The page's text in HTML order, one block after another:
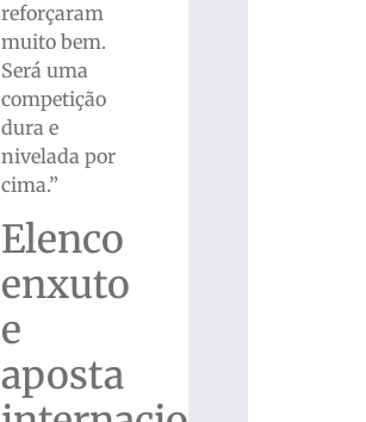
reforçaram
muito bem.
Será uma
competição
dura e
nivelada por
cima.”
Elenco
enxuto
e
aposta